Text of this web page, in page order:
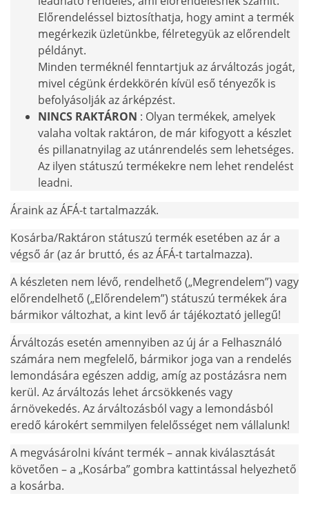
Előrendeléssel biztosíthatja, hogy amint a termék
megérkezik üzletünkbe, félretegyük az előrendelt
példányt.
Minden terméknél fenntartjuk az árváltozás jogát,
mivel cégünk érdekkörén kívül eső tényezők is
befolyásolják az árképzést.
NINCS RAKTÁRON : Olyan termékek, amelyek
valaha voltak raktáron, de már kifogyott a készlet
és pillanatnyilag az utánrendelés sem lehetséges.
Az ilyen státuszú termékekre nem lehet rendelést
leadni.
Áraink az ÁFÁ-t tartalmazzák.
Kosárba/Raktáron státuszú termék esetében az ár a
végső ár (az ár bruttó, és az ÁFÁ-t tartalmazza).
A készleten nem lévő, rendelhető („Megrendelem”) vagy
előrendelhető („Előrendelem”) státuszú termékek ára
bármikor változhat, a kint levő ár tájékoztató jellegű!
Árváltozás esetén amennyiben az új ár a Felhasználó
számára nem megfelelő, bármikor joga van a rendelés
lemondására egészen addig, amíg az postázásra nem
kerül. Az árváltozás lehet árcsökkenés vagy
árnövekedés. Az árváltozásból vagy a lemondásból
eredő károkért semmilyen felelősséget nem vállalunk!
A megvásárolni kívánt termék – annak kiválasztását
követően – a „Kosárba” gombra kattintással helyezhető
a kosárba.